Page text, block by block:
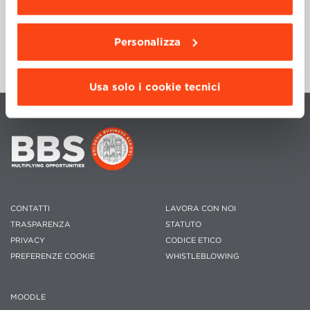
Personalizza
Usa solo i cookie tecnici
CONTATTI
TRASPARENZA
PRIVACY
PREFERENZE COOKIE
LAVORA CON NOI
STATUTO
CODICE ETICO
WHISTLEBLOWING
MOODLE